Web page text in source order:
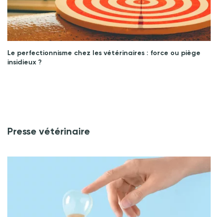
Le perfectionnisme chez les vétérinaires : force ou piège
insidieux ?
Presse vétérinaire